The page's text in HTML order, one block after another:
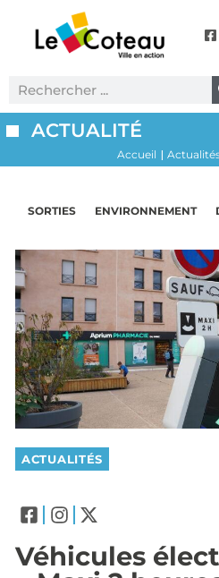
ACTUALITÉ
Accueil |
SORTIES ENVIRONNEMENT
ACTUALITÉS
Véhicules